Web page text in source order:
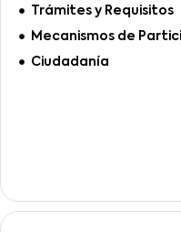
Trámites y Requisitos
Mecanismos de
Ciudadanía